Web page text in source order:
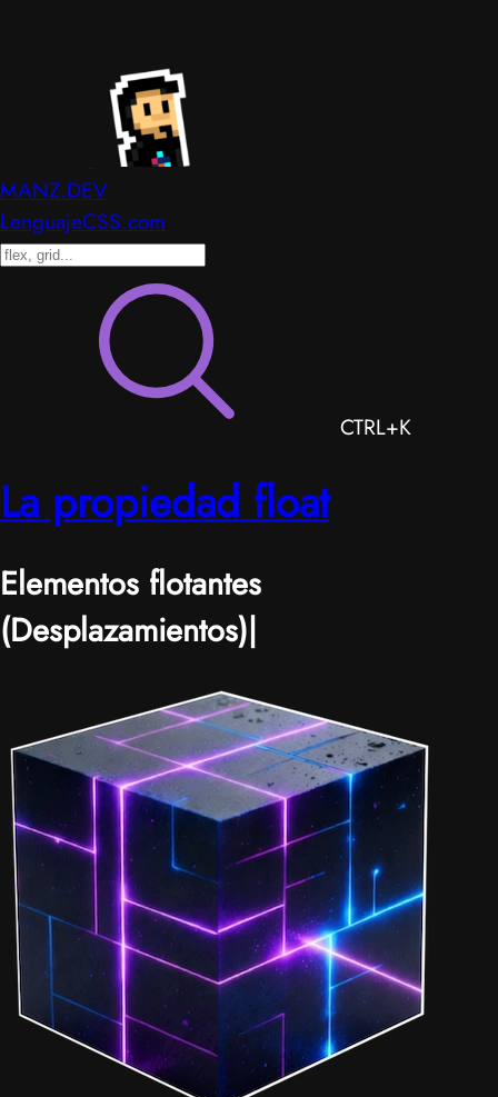
MANZ.DEV
LenguajeCSS.com
CTRL+K
La propiedad float
Elementos flotantes
(Desplazamientos)|